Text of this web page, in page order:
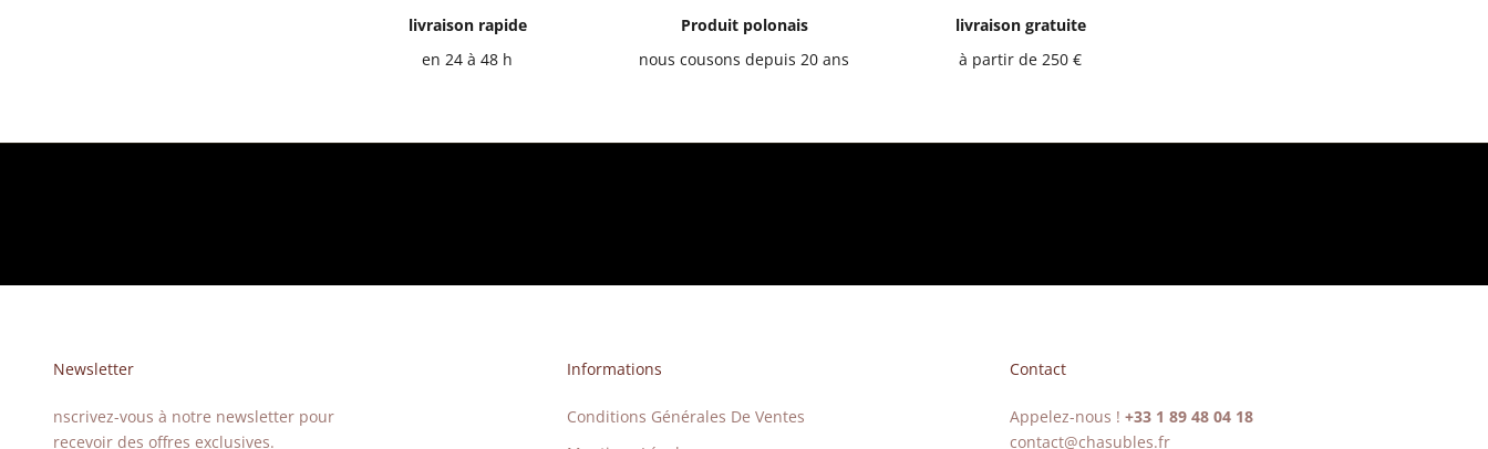
livraison rapide
en 24 à 48 h
Produit polonais
nous cousons depuis 20 ans
livraison gratuite
à partir de 250 €
Newsletter
nscrivez-vous à notre newsletter pour
recevoir des offres exclusives.
Informations
Conditions Générales De Ventes
Contact
Appelez-nous ! +33 1 89 48 04 18
contact@chasubles.fr